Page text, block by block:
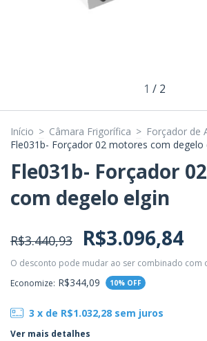
1 / 2
Início > Câmara Frigorífica > Forçador de
Fle031b- Forçador 02 motores com degelo
Fle031b- Forçador
com degelo elgin
R$3.440,93 R$3.096,84
O desconto pode mudar ao ser combinado com
Economize: R$344,09 10% OFF
3 x de R$1.032,28 sem juros
Ver mais detalhes